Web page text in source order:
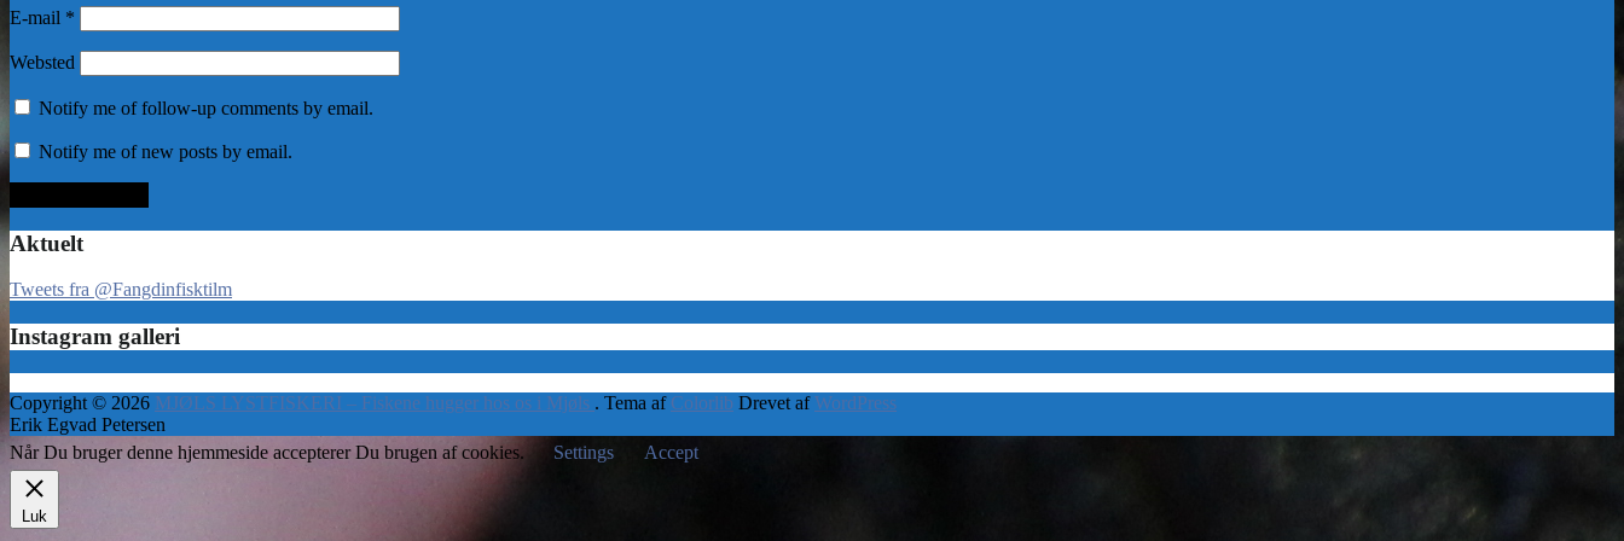
E-mail *
Websted
Notify me of follow-up comments by email.
Notify me of new posts by email.
Aktuelt
Tweets fra @Fangdinfisktilm
Instagram galleri
Copyright © 2026 MJØLS LYSTFISKERI – Fiskene hugger hos os i Mjøls . Tema af Colorlib Drevet afWordPress
Erik Egvad Petersen
Når Du bruger denne hjemmeside accepterer Du brugen af cookies.
Settings Accept
Luk